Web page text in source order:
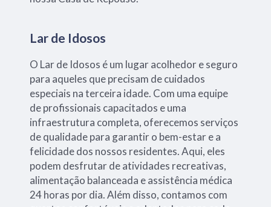
Lar de Idosos
O Lar de Idosos é um lugar acolhedor e seguro
para aqueles que precisam de cuidados
especiais na terceira idade. Com uma equipe
de profissionais capacitados e uma
infraestrutura completa, oferecemos serviços
de qualidade para garantir o bem-estar e a
felicidade dos nossos residentes. Aqui, eles
podem desfrutar de atividades recreativas,
alimentação balanceada e assistência médica
24 horas por dia. Além disso, contamos com